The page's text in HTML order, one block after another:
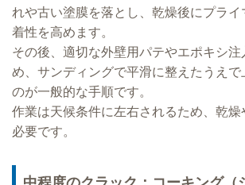
れや古い塗膜を落とし、乾燥後にプラ
着性を高めます。
その後、適切な外壁用パテやエポキシ注
め、サンディングで平滑に整えたうえで
のが一般的な手順です。
作業は天候条件に左右されるため、乾
必要です。